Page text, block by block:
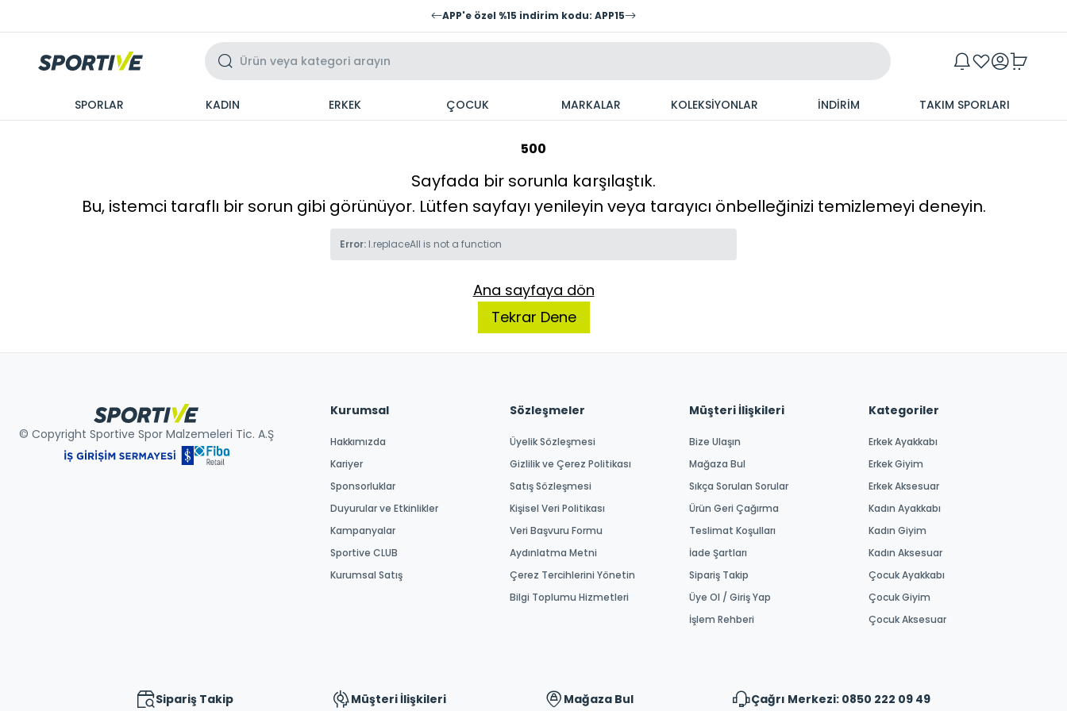
APP'e özel %15 indirim kodu: APP15
SPORLAR KADIN ERKEK ÇOCUK MARKALAR KOLEKSİYONLAR İNDİRİM TAKIM SPORLARI
500
Sayfada bir sorunla karşılaştık.
Bu, istemci taraflı bir sorun gibi görünüyor. Lütfen sayfayı yenileyin veya tarayıcı önbelleğinizi temizlemeyi deneyin.
Error: l.replaceAll is not a function
Ana sayfaya dön
Tekrar Dene
© Copyright Sportive Spor Malzemeleri Tic. A.Ş
Kurumsal
Hakkımızda
Kariyer
Sponsorluklar
Duyurular ve Etkinlikler
Kampanyalar
Sportive CLUB
Kurumsal Satış
Sözleşmeler
Üyelik Sözleşmesi
Gizlilik ve Çerez Politikası
Satış Sözleşmesi
Kişisel Veri Politikası
Veri Başvuru Formu
Aydınlatma Metni
Çerez Tercihlerini Yönetin
Bilgi Toplumu Hizmetleri
Müşteri İlişkileri
Bize Ulaşın
Mağaza Bul
Sıkça Sorulan Sorular
Ürün Geri Çağırma
Teslimat Koşulları
İade Şartları
Sipariş Takip
Üye Ol / Giriş Yap
İşlem Rehberi
Kategoriler
Erkek Ayakkabı
Erkek Giyim
Erkek Aksesuar
Kadın Ayakkabı
Kadın Giyim
Kadın Aksesuar
Çocuk Ayakkabı
Çocuk Giyim
Çocuk Aksesuar
Sipariş Takip Müşteri İlişkileri Mağaza Bul Çağrı Merkezi: 0850 222 09 49